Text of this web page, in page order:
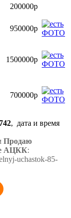
200000р
950000р
1500000р
700000р
742, дата и время
Продаю
АЦКК:
uchastok-85-